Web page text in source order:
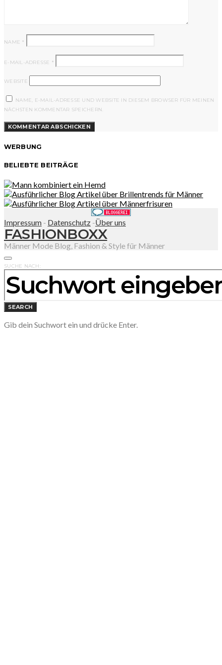
NAME *
E-MAIL-ADRESSE *
WEBSITE
NAME, E-MAIL-ADRESSE UND WEBSITE IN DIESEM BROWSER FÜR MEINEN
NÄCHSTEN KOMMENTAR SPEICHERN.
WERBUNG
BELIEBTE BEITRÄGE
Impressum - Datenschutz -Über uns
FASHIONBOXX
Männer Mode Blog, Fashion & Style für Männer
SUCHE NACH:
SEARCH
Gib dein Suchwort ein und drücke Enter.